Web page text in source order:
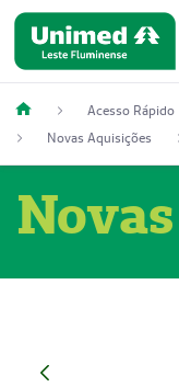
Acesso Rápido
Novas Aquisições